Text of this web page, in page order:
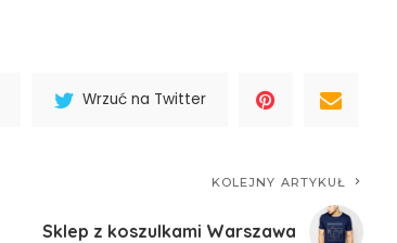
Wrzuć na Twitter
KOLEJNY ARTYKUŁ
Sklep z koszulkami Warszawa